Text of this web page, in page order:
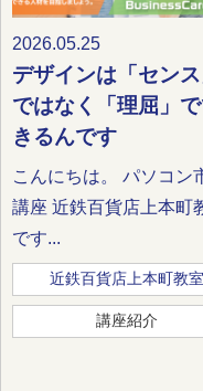
2026.05.25
デザインは「センス
ではなく「理屈」
きるんです
こんにちは。 パソコン
講座 近鉄百貨店上本町
です...
近鉄百貨店上本町教室
講座紹介